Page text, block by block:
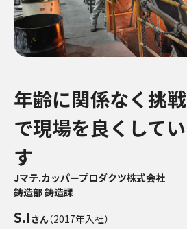
コーポレートサイトはこちら
年齢に関係なく挑
で現場を良くして
す
Jマテ.カッパープロダクツ株式会社
鋳造部 鋳造課
S.Iさん（2017年入社）